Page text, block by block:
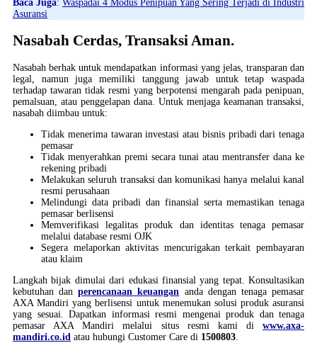
Baca Juga: Waspadai 4 Modus Penipuan Yang Sering Terjadi di Industri
Asuransi
Nasabah Cerdas, Transaksi Aman.
Nasabah berhak untuk mendapatkan informasi yang jelas, transparan dan
legal, namun juga memiliki tanggung jawab untuk tetap waspada
terhadap tawaran tidak resmi yang berpotensi mengarah pada penipuan,
pemalsuan, atau penggelapan dana. Untuk menjaga keamanan transaksi,
nasabah diimbau untuk:
Tidak menerima tawaran investasi atau bisnis pribadi dari tenaga
pemasar
Tidak menyerahkan premi secara tunai atau mentransfer dana ke
rekening pribadi
Melakukan seluruh transaksi dan komunikasi hanya melalui kanal
resmi perusahaan
Melindungi data pribadi dan finansial serta memastikan tenaga
pemasar berlisensi
Memverifikasi legalitas produk dan identitas tenaga pemasar
melalui database resmi OJK
Segera melaporkan aktivitas mencurigakan terkait pembayaran
atau klaim
Langkah bijak dimulai dari edukasi finansial yang tepat. Konsultasikan
kebutuhan danperencanaan keuangan anda dengan tenaga pemasar
AXA Mandiri yang berlisensi untuk menemukan solusi produk asuransi
yang sesuai. Dapatkan informasi resmi mengenai produk dan tenaga
pemasar AXA Mandiri melalui situs resmi kami di www.axa-
mandiri.co.id atau hubungi Customer Care di 1500803